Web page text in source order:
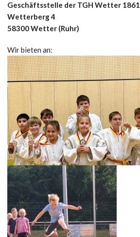
Geschäftsstelle der TGH Wetter 1861
Wetterberg 4
58300 Wetter (Ruhr)
Wir bieten an: